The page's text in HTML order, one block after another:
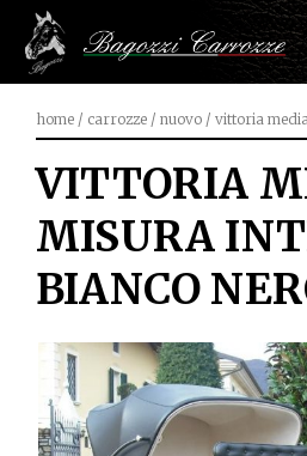
home / carrozze / nuovo / vittoria
VITTORIA
MISURA
BIANCO